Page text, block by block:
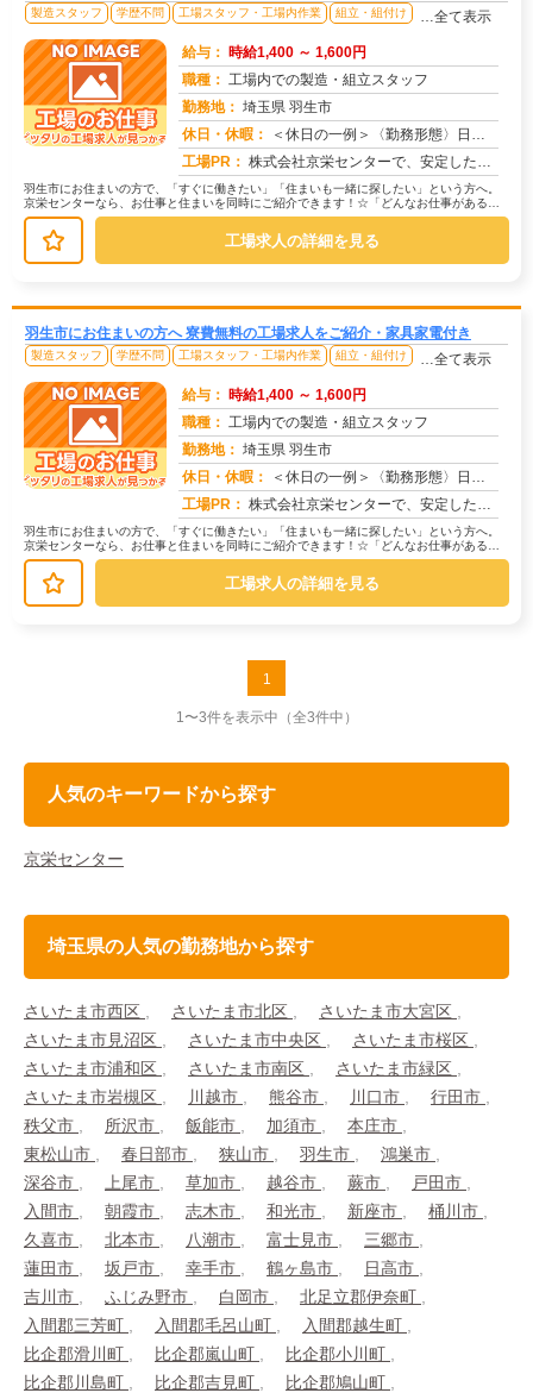
製造スタッフ 学歴不問 工場スタッフ・工場内作業 組立・組付け …全て表示
給与： 時給1,400 ～ 1,600円
職種： 工場内での製造・組立スタッフ
勤務地： 埼玉県 羽生市
休日・休暇：
＜休日の一例＞〈勤務形態〉日勤〈休日〉土日★ＧＷ・夏季・冬季・年末年始休暇あり★有給休暇あり※配属先により休日・勤...
工場PR： 株式会社京栄センターで、安定した暮らしを手に入れませんか？☆家具付き寮がすぐに利用可能！→ 敷金・礼金・鍵交換代も...
羽生市にお住まいの方で、「すぐに働きたい」「住まいも一緒に探したい」という方へ。
京栄センターなら、お仕事と住まいを同時にご紹介できます！☆「どんなお仕事がある
の？」→ 製造・組立・検査・軽作業な...
工場求人の詳細を見る
羽生市にお住まいの方へ 寮費無料の工場求人をご紹介・家具家電付き
製造スタッフ 学歴不問 工場スタッフ・工場内作業 組立・組付け …全て表示
給与： 時給1,400 ～ 1,600円
職種： 工場内での製造・組立スタッフ
勤務地： 埼玉県 羽生市
休日・休暇：
＜休日の一例＞〈勤務形態〉日勤〈休日〉土日★ＧＷ・夏季・冬季・年末年始休暇あり★有給休暇あり※配属先により休日・勤...
工場PR： 株式会社京栄センターで、安定した暮らしを手に入れませんか？☆家具付き寮がすぐに利用可能！→ 敷金・礼金・鍵交換代も...
羽生市にお住まいの方で、「すぐに働きたい」「住まいも一緒に探したい」という方へ。
京栄センターなら、お仕事と住まいを同時にご紹介できます！☆「どんなお仕事がある
の？」→ 製造・組立・検査・軽作業な...
工場求人の詳細を見る
1
1〜3件を表示中 （全3件中）
人気のキーワードから探す
京栄センター
埼玉県の人気の勤務地から探す
さいたま市西区 さいたま市北区
さいたま市大宮区
さいたま市見沼区
さいたま市中央区
さいたま市桜区
さいたま市浦和区
さいたま市南区
さいたま市緑区
さいたま市岩槻区
川越市 熊谷市 川口市
行田市
秩父市
所沢市 飯能市 加須市
本庄市
東松山市
春日部市 狭山市 羽生市
鴻巣市
深谷市
上尾市 草加市 越谷市 蕨市
戸田市
入間市
朝霞市 志木市 和光市 新座市
桶川市
久喜市
北本市 八潮市 富士見市
三郷市
蓮田市
坂戸市 幸手市 鶴ヶ島市
日高市
吉川市
ふじみ野市 白岡市
北足立郡伊奈町
入間郡三芳町
入間郡毛呂山町
入間郡越生町
比企郡滑川町
比企郡嵐山町
比企郡小川町
比企郡川島町
比企郡吉見町
比企郡鳩山町